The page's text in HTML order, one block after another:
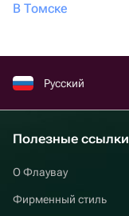
В Томске
Русский
Полезные ссылки
О Флаувау
Фирменный стиль